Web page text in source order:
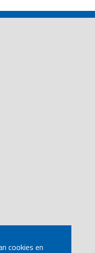
cookies en